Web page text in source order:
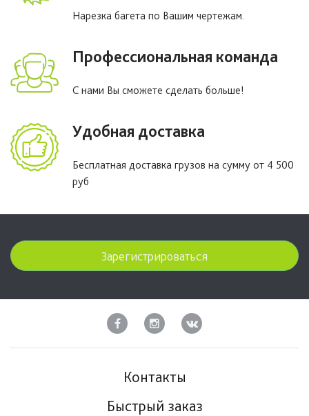
Нарезка багета по Вашим чертежам.
Профессиональная команда
С нами Вы сможете сделать больше!
Удобная доставка
Бесплатная доставка грузов на сумму от 4 500
руб
Зарегистрироваться
Контакты
Быстрый заказ